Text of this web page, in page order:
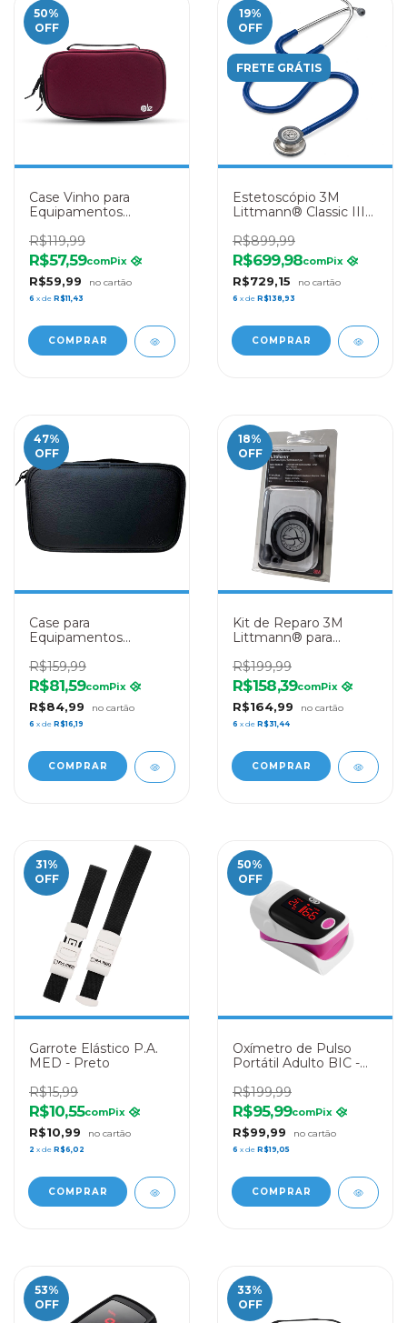
50%
OFF
Case Vinho para
Equipamentos
R$119,99
R$59,99
R$57,59comPix
6 x de R$11,43
19%
OFF
FRETE GRÁTIS
Estetoscópio 3M
Littmann® Classic III
R$899,99
R$729,15
R$699,98comPix
6 x de R$138,93
47%
OFF
Case para
Equipamentos
Sintético Nobre Preta
- LE Medical
R$159,99
R$84,99
R$81,59comPix
6 x de R$16,19
18%
OFF
Kit de Reparo 3M
Littmann® para
40011 Preto
R$199,99
R$164,99
R$158,39comPix
6 x de R$31,44
31%
OFF
Garrote Elástico P.A.
MED - Preto
R$15,99
R$10,99
R$10,55comPix
2 x de R$6,02
50%
OFF
Oxímetro de Pulso
Portátil Adulto BIC -
R$199,99
R$99,99
R$95,99comPix
6 x de R$19,05
53%
OFF
33%
OFF